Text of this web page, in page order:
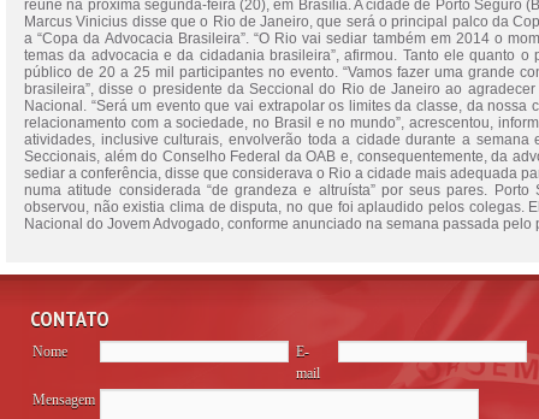
reúne na próxima segunda-feira (20), em Brasília. A cidade de Porto Seguro
Marcus Vinicius disse que o Rio de Janeiro, que será o principal palco da
a “Copa da Advocacia Brasileira”. “O Rio vai sediar também em 2014 o
temas da advocacia e da cidadania brasileira”, afirmou. Tanto ele quanto
público de 20 a 25 mil participantes no evento. “Vamos fazer uma grande
brasileira”, disse o presidente da Seccional do Rio de Janeiro ao
Nacional. “Será um evento que vai extrapolar os limites da classe, da
relacionamento com a sociedade, no Brasil e no mundo”, acrescentou,
atividades, inclusive culturais, envolverão toda a cidade durante a
Seccionais, além do Conselho Federal da OAB e, consequentemente, da
sediar a conferência, disse que considerava o Rio a cidade mais adequada
numa atitude considerada “de grandeza e altruísta” por seus pares.
observou, não existia clima de disputa, no que foi aplaudido pelos colegas.
Nacional do Jovem Advogado, conforme anunciado na semana passada pelo
CONTATO
Nome
E-
mail
Mensagem